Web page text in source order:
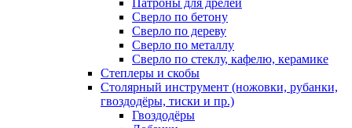
Патроны для дрелей
Сверло по бетону
Сверло по дереву
Сверло по металлу
Сверло по стеклу, кафелю, керамике
Степлеры и скобы
Столярный инструмент (ножовки, рубанки,
гвоздодёры, тиски и пр.)
Гвоздодёры